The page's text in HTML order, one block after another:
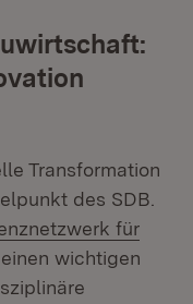
Transformation
des SDB.
für
Fenster)
wichtigen